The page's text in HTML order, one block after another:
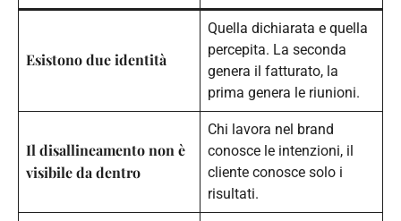
Esistono due identità
Quella dichiarata e quella
percepita. La seconda
genera il fatturato, la
prima genera le riunioni.
Il disallineamento non è
visibile da dentro
Chi lavora nel brand
conosce le intenzioni, il
cliente conosce solo i
risultati.